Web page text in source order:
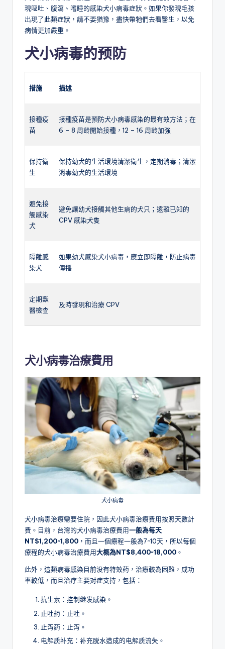
現嘔吐、腹瀉、嗜睡的感染犬小病毒症狀。如果你發現毛孩
出現了此類症狀，請不要猶豫，盡快帶牠們去看醫生，以免
病情更加嚴重。
犬小病毒的预防
措施 描述
接種疫
苗
接種疫苗是預防犬小病毒感染的最有效方法；在
6 – 8 周齡開始接種，12 – 16 周齡加強
保持衛
生
保持幼犬的生活環境清潔衛生，定期消毒；清潔
消毒幼犬的生活環境
避免接
觸感染
犬
避免讓幼犬接觸其他生病的犬只；遠離已知的
CPV 感染犬隻
隔離感
染犬
如果幼犬感染犬小病毒，應立即隔離，防止病毒
傳播
定期獸
醫檢查
及時發現和治療 CPV
犬小病毒治療費用
犬小病毒
犬小病毒治療需要住院，因此犬小病毒治療費用按照天數計
費。目前，台灣的犬小病毒治療費用一般為每天
NT$1,200~1,800 ，而且一個療程一般為7~10天，所以每個
療程的犬小病毒治療費用大概為NT$8,400~18,000 。
此外，這類病毒感染目前没有特效药，治療較為困難，成功
率較低，而且治疗主要对症支持，包括：
抗生素：控制继发感染。
止吐药：止吐。
止泻药：止泻。
电解质补充：补充脱水造成的电解质流失。